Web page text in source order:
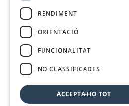
RENDIMENT
ORIENTACIÓ
FUNCIONALITAT
NO CLASSIFICADES
ACCEPTA-HO TOT